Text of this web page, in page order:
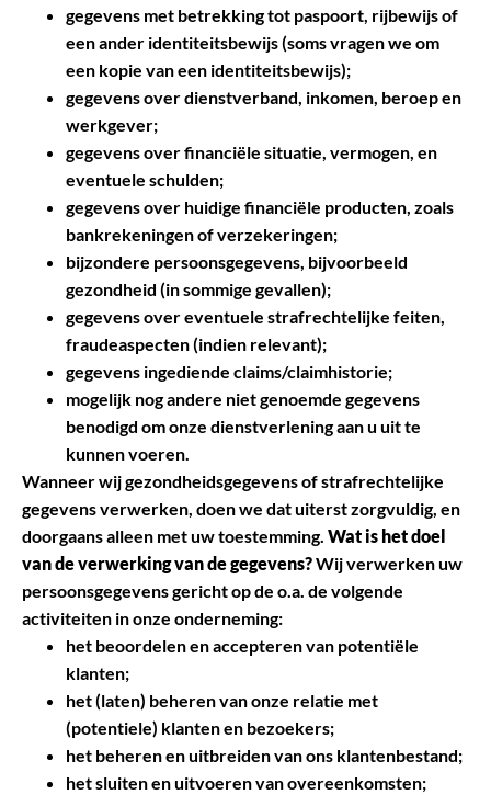
gegevens met betrekking tot paspoort, rijbewijs of
een ander identiteitsbewijs (soms vragen we om
een kopie van een identiteitsbewijs);
gegevens over dienstverband, inkomen, beroep en
werkgever;
gegevens over financiële situatie, vermogen, en
eventuele schulden;
gegevens over huidige financiële producten, zoals
bankrekeningen of verzekeringen;
bijzondere persoonsgegevens, bijvoorbeeld
gezondheid (in sommige gevallen);
gegevens over eventuele strafrechtelijke feiten,
fraudeaspecten (indien relevant);
gegevens ingediende claims/claimhistorie;
mogelijk nog andere niet genoemde gegevens
benodigd om onze dienstverlening aan u uit te
kunnen voeren.
Wanneer wij gezondheidsgegevens of strafrechtelijke
gegevens verwerken, doen we dat uiterst zorgvuldig, en
doorgaans alleen met uw toestemming. Wat is het doel
van de verwerking van de gegevens?Wij verwerken uw
persoonsgegevens gericht op de o.a. de volgende
activiteiten in onze onderneming:
het beoordelen en accepteren van potentiële
klanten;
het (laten) beheren van onze relatie met
(potentiele) klanten en bezoekers;
het beheren en uitbreiden van ons klantenbestand;
het sluiten en uitvoeren van overeenkomsten;